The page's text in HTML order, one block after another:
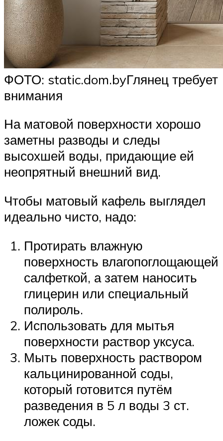
ФОТО: static.dom.byГлянец требует
внимания
На матовой поверхности хорошо
заметны разводы и следы
высохшей воды, придающие ей
неопрятный внешний вид.
Чтобы матовый кафель выглядел
идеально чисто, надо:
Протирать влажную
поверхность влагопоглощающей
салфеткой, а затем наносить
глицерин или специальный
полироль.
Использовать для мытья
поверхности раствор уксуса.
Мыть поверхность раствором
кальцинированной соды,
который готовится путём
разведения в 5 л воды 3 ст.
ложек соды.